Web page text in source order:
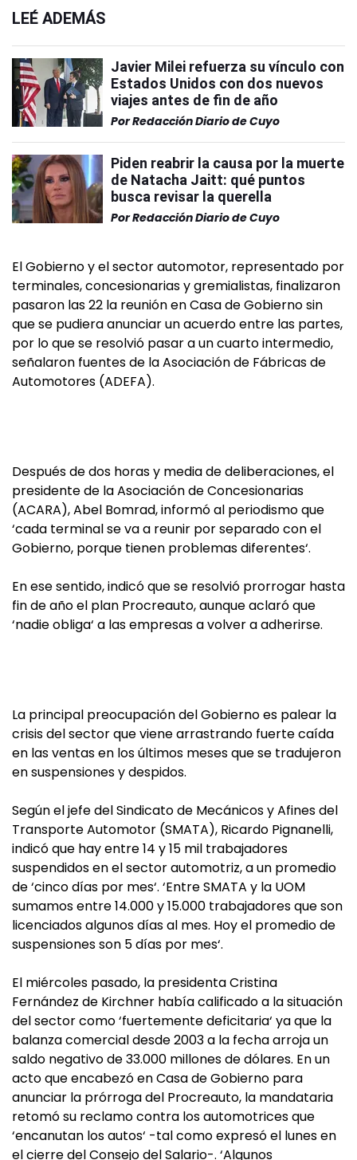
LEÉ ADEMÁS
Javier Milei refuerza su vínculo con
Estados Unidos con dos nuevos
viajes antes de fin de año
PorRedacción Diario de Cuyo
Piden reabrir la causa por la muerte
de Natacha Jaitt: qué puntos
busca revisar la querella
PorRedacción Diario de Cuyo
El Gobierno y el sector automotor, representado por
terminales, concesionarias y gremialistas, finalizaron
pasaron las 22 la reunión en Casa de Gobierno sin
que se pudiera anunciar un acuerdo entre las partes,
por lo que se resolvió pasar a un cuarto intermedio,
señalaron fuentes de la Asociación de Fábricas de
Automotores (ADEFA).
Después de dos horas y media de deliberaciones, el
presidente de la Asociación de Concesionarias
(ACARA), Abel Bomrad, informó al periodismo que
‘cada terminal se va a reunir por separado con el
Gobierno, porque tienen problemas diferentes‘.
En ese sentido, indicó que se resolvió prorrogar hasta
fin de año el plan Procreauto, aunque aclaró que
‘nadie obliga‘ a las empresas a volver a adherirse.
La principal preocupación del Gobierno es palear la
crisis del sector que viene arrastrando fuerte caída
en las ventas en los últimos meses que se tradujeron
en suspensiones y despidos.
Según el jefe del Sindicato de Mecánicos y Afines del
Transporte Automotor (SMATA), Ricardo Pignanelli,
indicó que hay entre 14 y 15 mil trabajadores
suspendidos en el sector automotriz, a un promedio
de ‘cinco días por mes‘. ‘Entre SMATA y la UOM
sumamos entre 14.000 y 15.000 trabajadores que son
licenciados algunos días al mes. Hoy el promedio de
suspensiones son 5 días por mes‘.
El miércoles pasado, la presidenta Cristina
Fernández de Kirchner había calificado a la situación
del sector como ‘fuertemente deficitaria‘ ya que la
balanza comercial desde 2003 a la fecha arroja un
saldo negativo de 33.000 millones de dólares. En un
acto que encabezó en Casa de Gobierno para
anunciar la prórroga del Procreauto, la mandataria
retomó su reclamo contra los automotrices que
‘encanutan los autos‘ -tal como expresó el lunes en
el cierre del Consejo del Salario-. ‘Algunos